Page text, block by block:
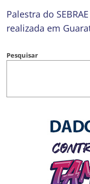
Palestra do
realizada em
Pesquisar